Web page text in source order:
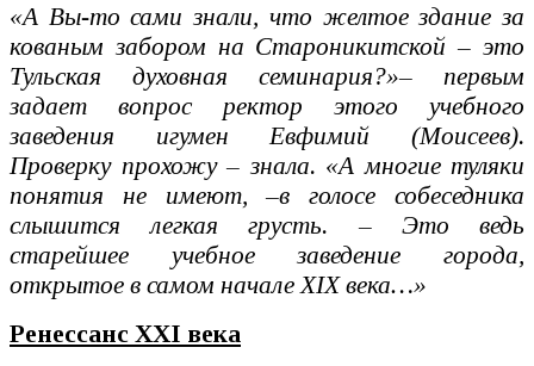
«А Вы-то сами знали, что желтое здание за
кованым забором на Староникитской – это
Тульская духовная семинария?»– первым
задает вопрос ректор этого учебного
заведения игумен Евфимий (Моисеев).
Проверку прохожу – знала. «А многие туляки
понятия не имеют, –в голосе собеседника
слышится легкая грусть. – Это ведь
старейшее учебное заведение города,
открытое в самом начале XIX века…»
Ренессанс XXI века